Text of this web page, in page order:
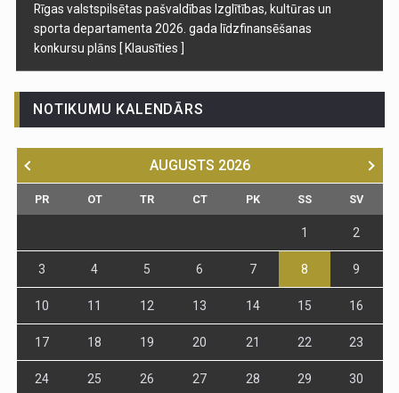
Rīgas valstspilsētas pašvaldības Izglītības, kultūras un
sporta departamenta 2026. gada līdzfinansēšanas
konkursu plāns [ Klausīties ]
NOTIKUMU KALENDĀRS
AUGUSTS 2026
PR OT TR CT PK SS SV
1 2
3 4 5 6 7 8 9
10 11 12 13 14 15 16
17 18 19 20 21 22 23
24 25 26 27 28 29 30